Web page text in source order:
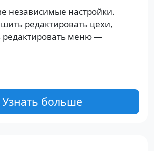
независимые настройки.
редактировать цехи,
редактировать меню —
Узнать больше